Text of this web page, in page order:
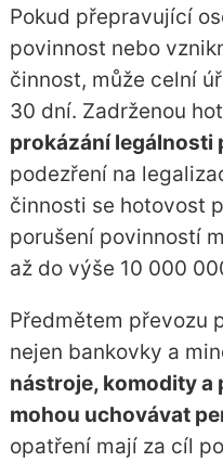
Pokud přepravující
povinnost nebo
činnost, může celní
30 dní. Zadrženou
prokázání legálnosti
podezření na
činnosti se hotovost
porušení povinností
až do výše 10 000
Předmětem převozu
nejen bankovky a
nástroje, komodity a
mohou uchovávat
opatření mají za cíl